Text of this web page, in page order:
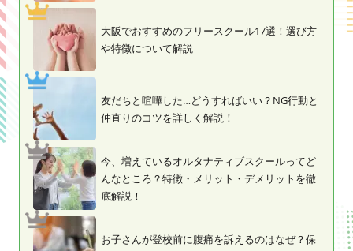
大阪でおすすめのフリースクール17選！選び方
や特徴について解説
友だちと喧嘩した…どうすればいい？NG行動と
仲直りのコツを詳しく解説！
今、増えているオルタナティブスクールってど
んなところ？特徴・メリット・デメリットを徹
底解説！
お子さんが登校前に腹痛を訴えるのはなぜ？保